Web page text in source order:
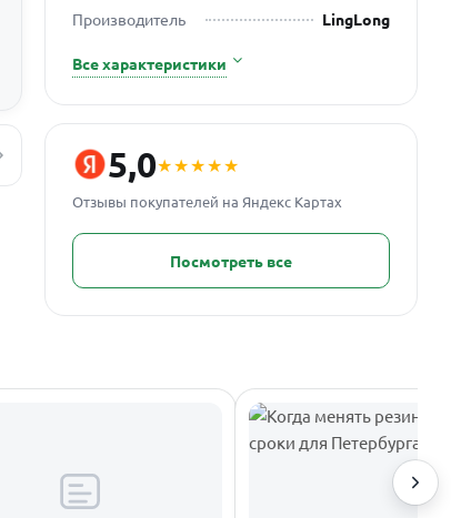
Производитель
LingLong
Все характеристики
5,0★★★★★
Отзывы покупателей на Яндекс Картах
Посмотреть все